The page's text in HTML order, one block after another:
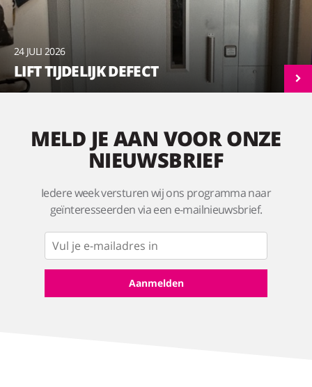
24 JULI 2026
LIFT TIJDELIJK DEFECT
MELD JE AAN VOOR ONZE
NIEUWSBRIEF
Iedere week versturen wij ons programma naar
geïnteresseerden via een e-mailnieuwsbrief.